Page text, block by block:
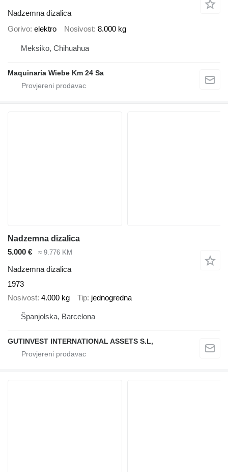
Nadzemna dizalica
Gorivo elektro Nosivost 8.000 kg
Meksiko, Chihuahua
Maquinaria Wiebe Km 24 Sa
Nadzemna dizalica
5.000 €
≈ 9.776 KM
Nadzemna dizalica
1973
Nosivost 4.000 kg Tip jednogredna
Španjolska, Barcelona
GUTINVEST INTERNATIONAL ASSETS S.L,